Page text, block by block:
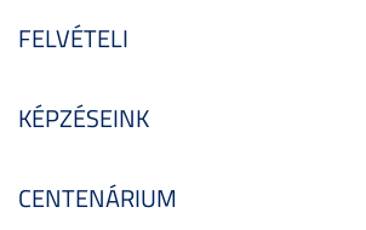
FELVÉTELI
KÉPZÉSEINK
CENTENÁRIUM